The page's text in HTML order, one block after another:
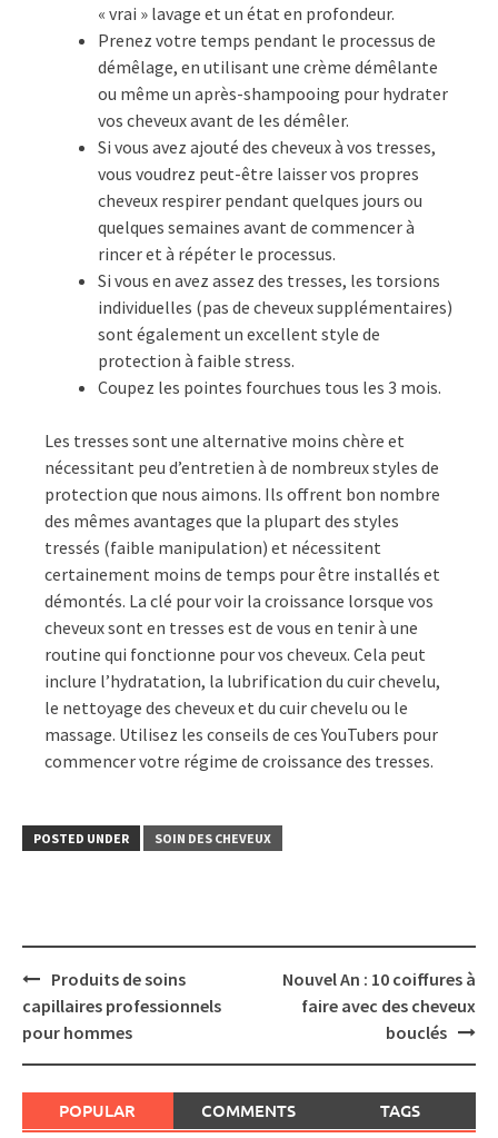
« vrai » lavage et un état en profondeur.
Prenez votre temps pendant le processus de
démêlage, en utilisant une crème démêlante
ou même un après-shampooing pour hydrater
vos cheveux avant de les démêler.
Si vous avez ajouté des cheveux à vos tresses,
vous voudrez peut-être laisser vos propres
cheveux respirer pendant quelques jours ou
quelques semaines avant de commencer à
rincer et à répéter le processus.
Si vous en avez assez des tresses, les torsions
individuelles (pas de cheveux supplémentaires)
sont également un excellent style de
protection à faible stress.
Coupez les pointes fourchues tous les 3 mois.
Les tresses sont une alternative moins chère et
nécessitant peu d’entretien à de nombreux styles de
protection que nous aimons. Ils offrent bon nombre
des mêmes avantages que la plupart des styles
tressés (faible manipulation) et nécessitent
certainement moins de temps pour être installés et
démontés. La clé pour voir la croissance lorsque vos
cheveux sont en tresses est de vous en tenir à une
routine qui fonctionne pour vos cheveux. Cela peut
inclure l’hydratation, la lubrification du cuir chevelu,
le nettoyage des cheveux et du cuir chevelu ou le
massage. Utilisez les conseils de ces YouTubers pour
commencer votre régime de croissance des tresses.
POSTED UNDER SOIN DES CHEVEUX
Post
navigation
Produits de soins
capillaires professionnels
pour hommes
Nouvel An : 10 coiffures à
faire avec des cheveux
bouclés
POPULAR COMMENTS TAGS